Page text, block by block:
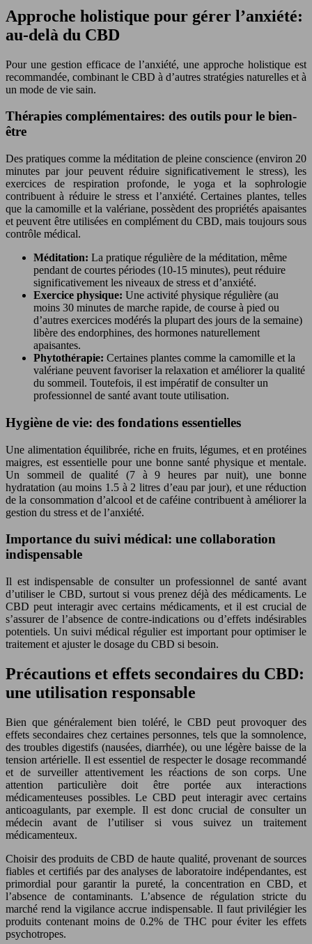
Approche holistique pour gérer l’anxiété:
au-delà du CBD
Pour une gestion efficace de l’anxiété, une approche holistique est
recommandée, combinant le CBD à d’autres stratégies naturelles et à
un mode de vie sain.
Thérapies complémentaires: des outils pour le bien-
être
Des pratiques comme la méditation de pleine conscience (environ 20
minutes par jour peuvent réduire significativement le stress), les
exercices de respiration profonde, le yoga et la sophrologie
contribuent à réduire le stress et l’anxiété. Certaines plantes, telles
que la camomille et la valériane, possèdent des propriétés apaisantes
et peuvent être utilisées en complément du CBD, mais toujours sous
contrôle médical.
Méditation: La pratique régulière de la méditation, même
pendant de courtes périodes (10-15 minutes), peut réduire
significativement les niveaux de stress et d’anxiété.
Exercice physique: Une activité physique régulière (au
moins 30 minutes de marche rapide, de course à pied ou
d’autres exercices modérés la plupart des jours de la semaine)
libère des endorphines, des hormones naturellement
apaisantes.
Phytothérapie: Certaines plantes comme la camomille et la
valériane peuvent favoriser la relaxation et améliorer la qualité
du sommeil. Toutefois, il est impératif de consulter un
professionnel de santé avant toute utilisation.
Hygiène de vie: des fondations essentielles
Une alimentation équilibrée, riche en fruits, légumes, et en protéines
maigres, est essentielle pour une bonne santé physique et mentale.
Un sommeil de qualité (7 à 9 heures par nuit), une bonne
hydratation (au moins 1.5 à 2 litres d’eau par jour), et une réduction
de la consommation d’alcool et de caféine contribuent à améliorer la
gestion du stress et de l’anxiété.
Importance du suivi médical: une collaboration
indispensable
Il est indispensable de consulter un professionnel de santé avant
d’utiliser le CBD, surtout si vous prenez déjà des médicaments. Le
CBD peut interagir avec certains médicaments, et il est crucial de
s’assurer de l’absence de contre-indications ou d’effets indésirables
potentiels. Un suivi médical régulier est important pour optimiser le
traitement et ajuster le dosage du CBD si besoin.
Précautions et effets secondaires du CBD:
une utilisation responsable
Bien que généralement bien toléré, le CBD peut provoquer des
effets secondaires chez certaines personnes, tels que la somnolence,
des troubles digestifs (nausées, diarrhée), ou une légère baisse de la
tension artérielle. Il est essentiel de respecter le dosage recommandé
et de surveiller attentivement les réactions de son corps. Une
attention particulière doit être portée aux interactions
médicamenteuses possibles. Le CBD peut interagir avec certains
anticoagulants, par exemple. Il est donc crucial de consulter un
médecin avant de l’utiliser si vous suivez un traitement
médicamenteux.
Choisir des produits de CBD de haute qualité, provenant de sources
fiables et certifiés par des analyses de laboratoire indépendantes, est
primordial pour garantir la pureté, la concentration en CBD, et
l’absence de contaminants. L’absence de régulation stricte du
marché rend la vigilance accrue indispensable. Il faut privilégier les
produits contenant moins de 0.2% de THC pour éviter les effets
psychotropes.